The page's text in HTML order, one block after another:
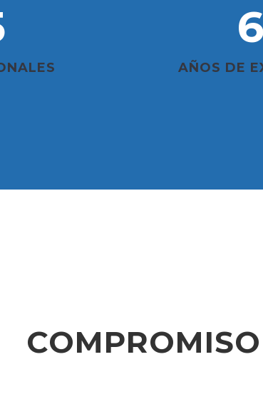
AÑOS DE
COMPROMISO